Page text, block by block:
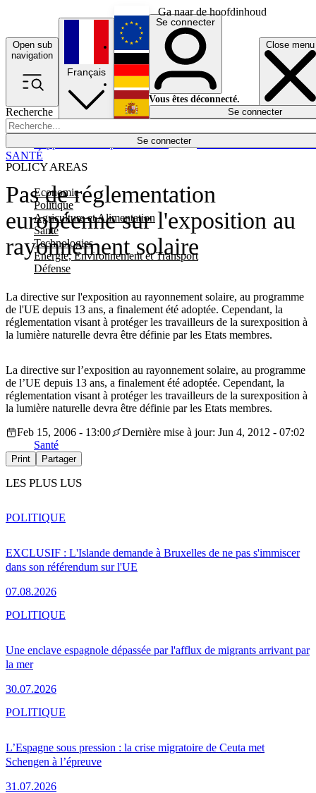
Ga naar de hoofdinhoud
Open sub
navigation
Close menu
Recherche
Se connecter
POLICY AREAS
Economie
Politique
Agriculture et Alimentation
Santé
Technologies
Energie, Environnement et Transport
Défense
Économie
Français
English
Deutsch
Español
Se connecter
Vous êtes déconnecté.
Se connecter
Pas de réglementation
européenne sur l'exposition au
rayonnement solaire
La directive sur l'exposition au rayonnement solaire, au programme
de l'UE depuis 13 ans, a finalement été adoptée. Cependant, la
réglementation visant à protéger les travailleurs de la surexposition à
la lumière naturelle devra être définie par les Etats membres.
SANTÉ
La directive sur l’exposition au rayonnement solaire, au programme
de l’UE depuis 13 ans, a finalement été adoptée. Cependant, la
réglementation visant à protéger les travailleurs de la surexposition à
la lumière naturelle devra être définie par les Etats membres.
Feb 15, 2006 - 13:00
Dernière mise à jour: Jun 4, 2012 - 07:02
Santé
Print Partager
LES PLUS LUS
EXCLUSIF : L'Islande demande à Bruxelles de ne pas s'immiscer
dans son référendum sur l'UE
07.08.2026
POLITIQUE
Une enclave espagnole dépassée par l'afflux de migrants arrivant par
la mer
30.07.2026
POLITIQUE
L’Espagne sous pression : la crise migratoire de Ceuta met
Schengen à l’épreuve
31.07.2026
POLITIQUE